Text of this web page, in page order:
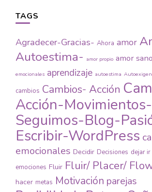
TAGS
Agradecer-Gracias- Ahora amor
Autoestima- amor propio amor sano
emocionales aprendizaje autoestima
cambios Cambios- Acción
Acción-Movimientos-
Seguimos-Blog-
Escribir-WordPress
emocionales Decidir Decisiones dejar ir
emociones Fluir Fluir/ Placer/
hacer metas Motivación parejas